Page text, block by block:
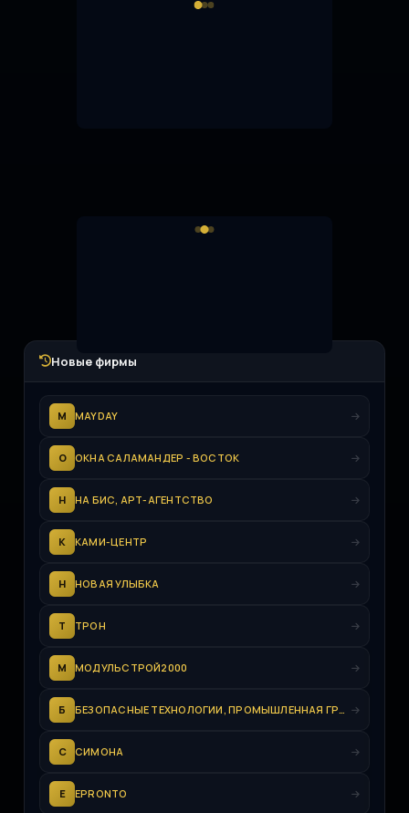
Новые фирмы
M MAYDAY
О ОКНА САЛАМАНДЕР - ВОСТОК
Н НА БИС, АРТ-АГЕНТСТВО
К КАМИ-ЦЕНТР
Н НОВАЯ УЛЫБКА
Т ТРОН
М МОДУЛЬСТРОЙ2000
Б БЕЗОПАСНЫЕ ТЕХНОЛОГИИ, ПРОМЫШЛЕННАЯ ГРУППА
С СИМОНА
E EPRONTO